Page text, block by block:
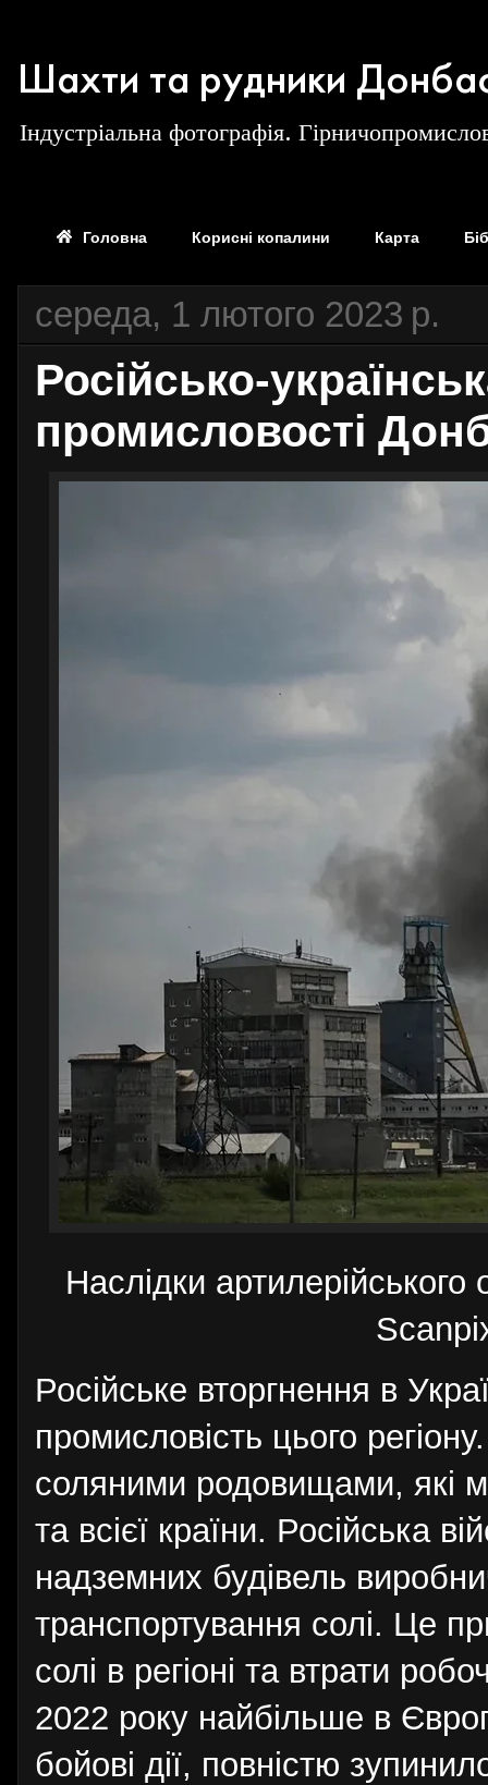
Шахти та рудники
Індустріальна фотографія.
Головна Корисні копалини Карта
середа, 1 лютого 2023 р.
Російсько-
промисловості
Наслідки
Російське вторгнення в
промисловість цього
соляними родовищами, які
та всієї країни. Російська
надземних будівель
транспортування солі. Це
солі в регіоні та втрати
2022 року найбільше в
бойові дії, повністю